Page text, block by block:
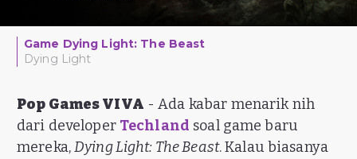
Game Dying Light: The Beast
Dying Light
Pop Games VIVA - Ada kabar menarik nih
dari developer Techland soal game baru
mereka,Dying Light: The Beast. Kalau biasanya